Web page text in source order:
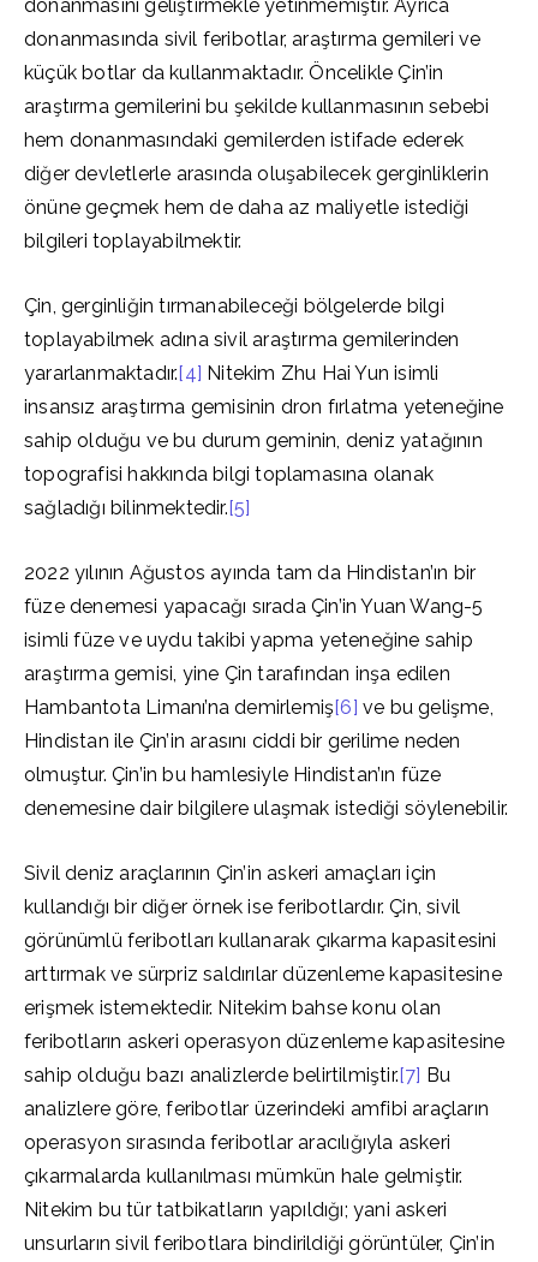
donanmasını geliştirmekle yetinmemiştir. Ayrıca
donanmasında sivil feribotlar, araştırma gemileri ve
küçük botlar da kullanmaktadır. Öncelikle Çin’in
araştırma gemilerini bu şekilde kullanmasının sebebi
hem donanmasındaki gemilerden istifade ederek
diğer devletlerle arasında oluşabilecek gerginliklerin
önüne geçmek hem de daha az maliyetle istediği
bilgileri toplayabilmektir.
Çin, gerginliğin tırmanabileceği bölgelerde bilgi
toplayabilmek adına sivil araştırma gemilerinden
yararlanmaktadır.[4] Nitekim Zhu Hai Yun isimli
insansız araştırma gemisinin dron fırlatma yeteneğine
sahip olduğu ve bu durum geminin, deniz yatağının
topografisi hakkında bilgi toplamasına olanak
sağladığı bilinmektedir.[5]
2022 yılının Ağustos ayında tam da Hindistan’ın bir
füze denemesi yapacağı sırada Çin’in Yuan Wang-5
isimli füze ve uydu takibi yapma yeteneğine sahip
araştırma gemisi, yine Çin tarafından inşa edilen
Hambantota Limanı’na demirlemiş[6] ve bu gelişme,
Hindistan ile Çin’in arasını ciddi bir gerilime neden
olmuştur. Çin’in bu hamlesiyle Hindistan’ın füze
denemesine dair bilgilere ulaşmak istediği söylenebilir.
Sivil deniz araçlarının Çin’in askeri amaçları için
kullandığı bir diğer örnek ise feribotlardır. Çin, sivil
görünümlü feribotları kullanarak çıkarma kapasitesini
arttırmak ve sürpriz saldırılar düzenleme kapasitesine
erişmek istemektedir. Nitekim bahse konu olan
feribotların askeri operasyon düzenleme kapasitesine
sahip olduğu bazı analizlerde belirtilmiştir.[7] Bu
analizlere göre, feribotlar üzerindeki amfibi araçların
operasyon sırasında feribotlar aracılığıyla askeri
çıkarmalarda kullanılması mümkün hale gelmiştir.
Nitekim bu tür tatbikatların yapıldığı; yani askeri
unsurların sivil feribotlara bindirildiği görüntüler, Çin’in